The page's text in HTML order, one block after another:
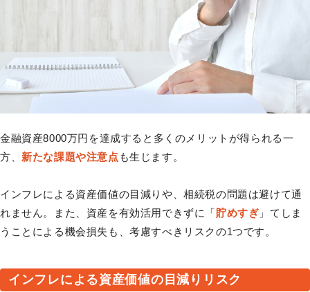
金融資産8000万円を達成すると多くのメリットが得られる一
方、 新たな課題や注意点 も生じます。
インフレによる資産価値の目減りや、相続税の問題は避けて通
れません。また、資産を有効活用できずに「貯めすぎ 」てしま
うことによる機会損失も、考慮すべきリスクの1つです。
インフレによる資産価値の目減りリスク